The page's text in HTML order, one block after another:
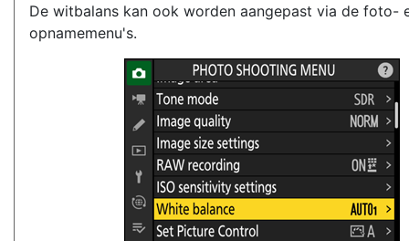
De witbalans kan ook worden aangepast via de foto-
opnamemenu's.